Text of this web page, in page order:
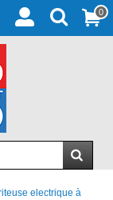
0
electrique à